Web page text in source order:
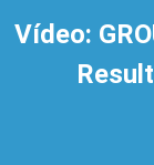
Vídeo: